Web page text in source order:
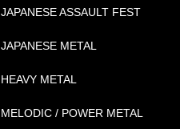
JAPANESE ASSAULT FEST
JAPANESE METAL
HEAVY METAL
MELODIC / POWER METAL